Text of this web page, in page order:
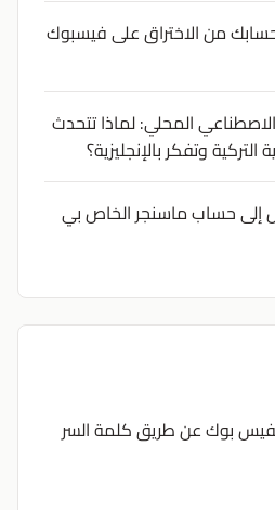
من الاختراق على فيسبوك
المحلي: لماذا تتحدث
التركية وتفكر بالإنجليزية؟
إلى حساب ماسنجر الخاص بي
بوك عن طريق كلمة السر